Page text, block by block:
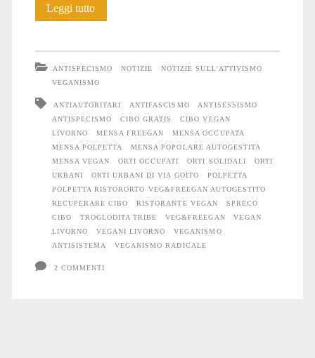
Leggi tuttoPolpetta
chi
non
ha
soldi
non
paga
ANTISPECISMO NOTIZIE
NOTIZIE SULL'ATTIVISMO
VEGANISMO
ANTIAUTORITARI ANTIFASCISMO
ANTISESSISMO
ANTISPECISMO
CIBO GRATIS
CIBO VEGAN
LIVORNO
MENSA FREEGAN
MENSA OCCUPATA
MENSA POLPETTA
MENSA POPOLARE AUTOGESTITA
MENSA VEGAN
ORTI OCCUPATI ORTI SOLIDALI
ORTI
URBANI
ORTI URBANI DI VIA GOITO
POLPETTA
POLPETTA RISTORORTO VEG&FREEGAN AUTOGESTITO
RECUPERARE CIBO
RISTORANTE VEGAN
SPRECO
CIBO
TROGLODITA TRIBE VEG&FREEGAN
VEGAN
LIVORNO
VEGANI LIVORNO
VEGANISMO
ANTISISTEMA
VEGANISMO RADICALE
2 COMMENTI